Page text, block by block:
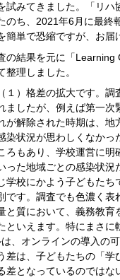
試みてきました。「リハ
のち、2021年6月に最終
簡単で恐縮ですが、お届
の結果を元に「Learning
整理しました。
１）格差の拡大です。調
ましたが、例えば第一次
が解除された時期は、地
染状況が思わしくなかっ
ろもあり、学校運営に明
った地域ごとの感染状況
学校にかよう子どもたち
です。調査でも色濃く表
と質において、義務教育
といえます。特にまさに
、オンラインの導入の
差は、子どもたちの「学
差となっているのではな